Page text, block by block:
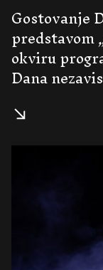
Gostovanje
predstavom
okviru
Dana